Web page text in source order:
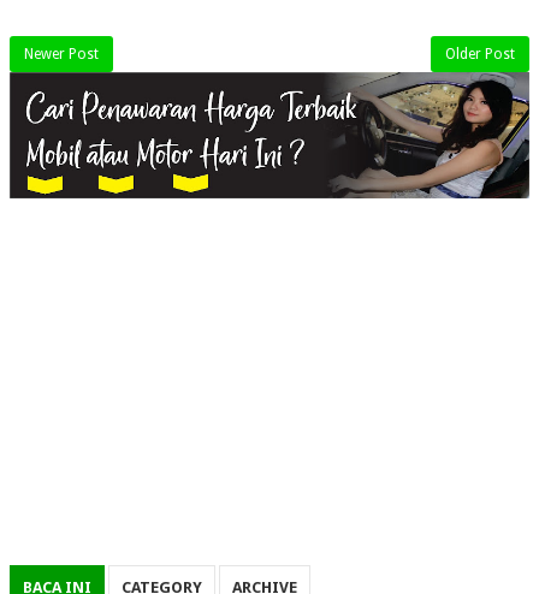
Newer Post Older Post
BACA INI CATEGORY ARCHIVE